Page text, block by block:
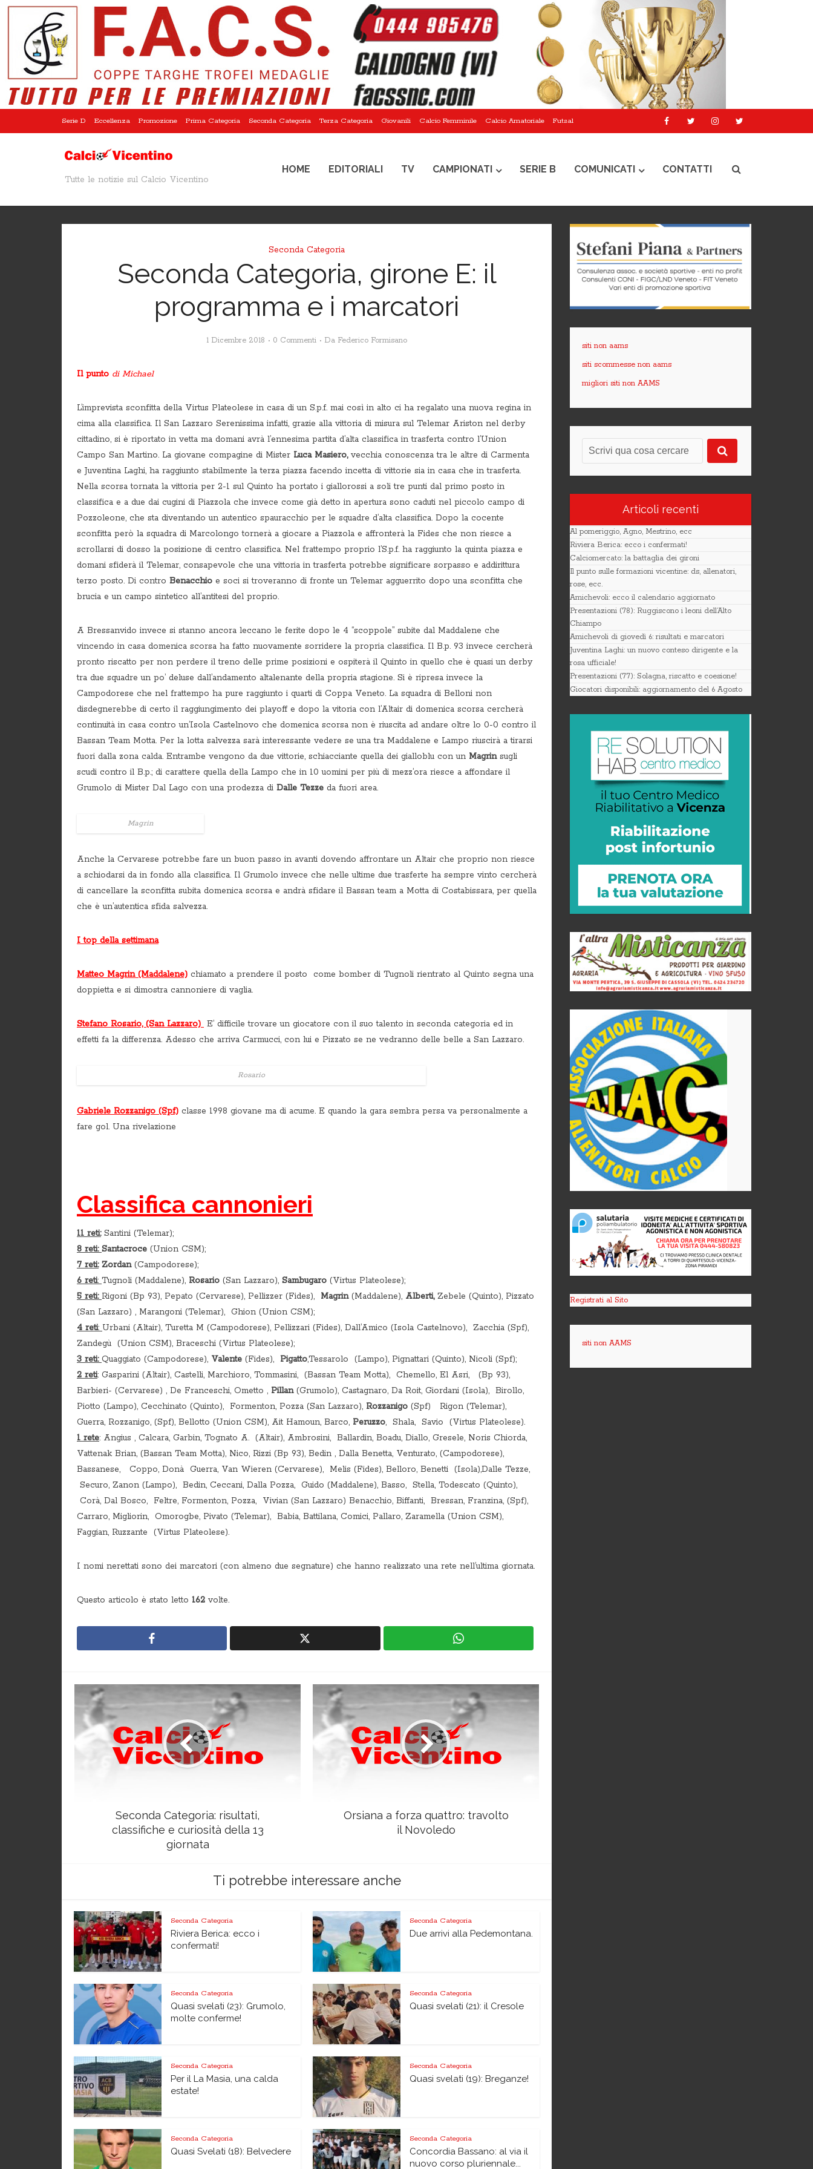
Serie D Eccellenza Promozione Prima Categoria Seconda Categoria Terza Categoria Giovanili Calcio Femminile Calcio Amatoriale Futsal
Tutte le notizie sul Calcio Vicentino
HOME EDITORIALI TV CAMPIONATI SERIE B COMUNICATI CONTATTI
Seconda Categoria
Seconda Categoria, girone E: il
programma e i marcatori
1 Dicembre 2018 0 Commenti Da Federico Formisano
Il punto di Michael
L’imprevista sconfitta della Virtus Plateolese in casa di un S.p.f. mai così in alto ci ha regalato una nuova regina in
cima alla classifica. Il San Lazzaro Serenissima infatti, grazie alla vittoria di misura sul Telemar Ariston nel derby
cittadino, si è riportato in vetta ma domani avrà l’ennesima partita d’alta classifica in trasferta contro l’Union
Campo San Martino. La giovane compagine di Mister Luca Masiero,vecchia conoscenza tra le altre di Carmenta
e Juventina Laghi, ha raggiunto stabilmente la terza piazza facendo incetta di vittorie sia in casa che in trasferta.
Nella scorsa tornata la vittoria per 2-1 sul Quinto ha portato i giallorossi a soli tre punti dal primo posto in
classifica e a due dai cugini di Piazzola che invece come già detto in apertura sono caduti nel piccolo campo di
Pozzoleone, che sta diventando un autentico spauracchio per le squadre d’alta classifica. Dopo la cocente
sconfitta però la squadra di Marcolongo tornerà a giocare a Piazzola e affronterà la Fides che non riesce a
scrollarsi di dosso la posizione di centro classifica. Nel frattempo proprio l’S.p.f. ha raggiunto la quinta piazza e
domani sfiderà il Telemar, consapevole che una vittoria in trasferta potrebbe significare sorpasso e addirittura
terzo posto. Di contro Benacchio e soci si troveranno di fronte un Telemar agguerrito dopo una sconfitta che
brucia e un campo sintetico all’antitesi del proprio.
A Bressanvido invece si stanno ancora leccano le ferite dopo le 4 “scoppole” subite dal Maddalene che
vincendo in casa domenica scorsa ha fatto nuovamente sorridere la propria classifica. Il B.p. 93 invece cercherà
pronto riscatto per non perdere il treno delle prime posizioni e ospiterà il Quinto in quello che è quasi un derby
tra due squadre un po’ deluse dall’andamento altalenante della propria stagione. Si è ripresa invece la
Campodorese che nel frattempo ha pure raggiunto i quarti di Coppa Veneto. La squadra di Belloni non
disdegnerebbe di certo il raggiungimento dei playoff e dopo la vitoria con l’Altair di domenica scorsa cercherà
continuità in casa contro un’Isola Castelnovo che domenica scorsa non è riuscita ad andare oltre lo 0-0 contro il
Bassan Team Motta. Per la lotta salvezza sarà interessante vedere se una tra Maddalene e Lampo riuscirà a tirarsi
fuori dalla zona calda. Entrambe vengono da due vittorie, schiacciante quella dei gialloblu con un Magrinsugli
scudi contro il B.p.; di carattere quella della Lampo che in 10 uomini per più di mezz’ora riesce a affondare il
Grumolo di Mister Dal Lago con una prodezza di Dalle Tezze da fuori area.
Magrin
Anche la Cervarese potrebbe fare un buon passo in avanti dovendo affrontare un Altair che proprio non riesce
a schiodarsi da in fondo alla classifica. Il Grumolo invece che nelle ultime due trasferte ha sempre vinto cercherà
di cancellare la sconfitta subita domenica scorsa e andrà sfidare il Bassan team a Motta di Costabissara, per quella
che è un’autentica sfida salvezza.
I top della settimana
Matteo Magrin (Maddalene) chiamato a prendere il posto come bomber di Tugnoli rientrato al Quinto segna una
doppietta e si dimostra cannoniere di vaglia.
Stefano Rosario, (San Lazzaro) E’ difficile trovare un giocatore con il suo talento in seconda categoria ed in
effetti fa la differenza. Adesso che arriva Carmucci, con lui e Pizzato se ne vedranno delle belle a San Lazzaro.
Rosario
Gabriele Rozzanigo (Spf) classe 1998 giovane ma di acume. E quando la gara sembra persa va personalmente a
fare gol. Una rivelazione
Classifica cannonieri
11 reti:Santini (Telemar);
8 reti: Santacroce (Union CSM);
7 reti:Zordan(Campodorese);
6 reti: Tugnoli (Maddalene), Rosario (San Lazzaro), Sambugaro (Virtus Plateolese);
5 reti: Rigoni (Bp 93), Pepato (Cervarese), Pellizzer (Fides), Magrin(Maddalene), Alberti,Zebele (Quinto), Pizzato
(San Lazzaro) , Marangoni (Telemar), Ghion (Union CSM);
4 reti: Urbani (Altair), Turetta M (Campodorese), Pellizzari (Fides), Dall’Amico (Isola Castelnovo), Zacchia (Spf),
Zandegù (Union CSM), Braceschi (Virtus Plateolese);
3 reti: Quaggiato (Campodorese), Valente (Fides), Pigatto,Tessarolo (Lampo), Pignattari (Quinto), Nicoli (Spf);
2 reti: Gasparini (Altair), Castelli, Marchioro, Tommasini, (Bassan Team Motta), Chemello, El Asri, (Bp 93),
Barbieri- (Cervarese) , De Franceschi, Ometto , Pillan (Grumolo), Castagnaro, Da Roit, Giordani (Isola), Birollo,
Piotto (Lampo), Cecchinato (Quinto), Formenton, Pozza (San Lazzaro), Rozzanigo (Spf) Rigon (Telemar),
Guerra, Rozzanigo, (Spf), Bellotto (Union CSM), Ait Hamoun, Barco, Peruzzo, Shala, Savio (Virtus Plateolese).
1 rete: Angius , Calcara, Garbin, Tognato A. (Altair), Ambrosini, Ballardin, Boadu, Diallo, Gresele, Noris Chiorda,
Vattenak Brian, (Bassan Team Motta), Nico, Rizzi (Bp 93), Bedin , Dalla Benetta, Venturato, (Campodorese),
Bassanese, Coppo, Donà Guerra, Van Wieren (Cervarese), Melis (Fides), Belloro, Benetti (Isola),Dalle Tezze,
Securo, Zanon (Lampo), Bedin, Ceccani, Dalla Pozza, Guido (Maddalene), Basso, Stella, Todescato (Quinto),
Corà, Dal Bosco, Feltre, Formenton, Pozza, Vivian (San Lazzaro) Benacchio, Biffanti, Bressan, Franzina, (Spf),
Carraro, Migliorin, Omorogbe, Pivato (Telemar), Babia, Battilana, Comici, Pallaro, Zaramella (Union CSM),
Faggian, Ruzzante (Virtus Plateolese).
I nomi nerettati sono dei marcatori (con almeno due segnature) che hanno realizzato una rete nell’ultima giornata.
Questo articolo è stato letto 162 volte.
Seconda Categoria: risultati,
classifiche e curiosità della 13
giornata
Orsiana a forza quattro: travolto
il Novoledo
Ti potrebbe interessare anche
Seconda Categoria
Riviera Berica: ecco i
confermati!
Seconda Categoria
Due arrivi alla Pedemontana.
Seconda Categoria
Quasi svelati (23): Grumolo,
molte conferme!
Seconda Categoria
Quasi svelati (21): il Cresole
Seconda Categoria
Per il La Masia, una calda
estate!
Seconda Categoria
Quasi svelati (19): Breganze!
Seconda Categoria
Quasi Svelati (18): Belvedere
Seconda Categoria
Concordia Bassano: al via il
nuovo corso pluriennale...
siti non aams
siti scommesse non aams
migliori siti non AAMS
Articoli recenti
Al pomeriggio, Agno, Mestrino, ecc
Riviera Berica: ecco i confermati!
Calciomercato: la battaglia dei gironi
Il punto sulle formazioni vicentine: ds, allenatori,
rose, ecc.
Amichevoli: ecco il calendario aggiornato
Presentazioni (78): Ruggiscono i leoni dell’Alto
Chiampo
Amichevoli di giovedì 6: risultati e marcatori
Juventina Laghi: un nuovo conteso dirigente e la
rosa ufficiale!
Presentazioni (77): Solagna, riscatto e coesione!
Giocatori disponibili: aggiornamento del 6 Agosto
Registrati al Sito
siti non AAMS